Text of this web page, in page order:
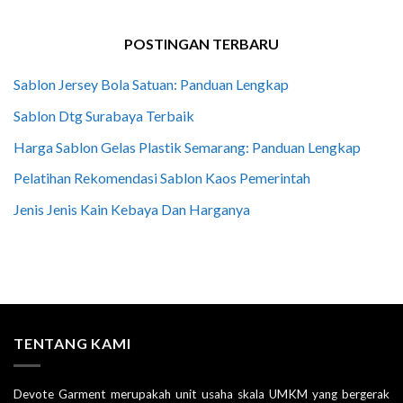
POSTINGAN TERBARU
Sablon Jersey Bola Satuan: Panduan Lengkap
Sablon Dtg Surabaya Terbaik
Harga Sablon Gelas Plastik Semarang: Panduan Lengkap
Pelatihan Rekomendasi Sablon Kaos Pemerintah
Jenis Jenis Kain Kebaya Dan Harganya
TENTANG KAMI
Devote Garment merupakah unit usaha skala UMKM yang bergerak